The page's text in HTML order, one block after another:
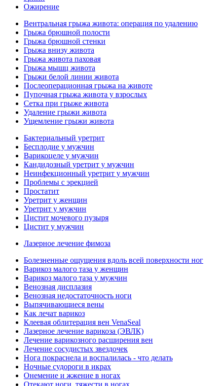
Ожирение
Вентральная грыжа живота: операция по удалению
Грыжа брюшной полости
Грыжа брюшной стенки
Грыжа внизу живота
Грыжа живота паховая
Грыжа мышц живота
Грыжи белой линии живота
Послеоперационная грыжа на животе
Пупочная грыжа живота у взрослых
Сетка при грыже живота
Удаление грыжи живота
Ущемление грыжи живота
Бактериальный уретрит
Бесплодие у мужчин
Варикоцеле у мужчин
Кандидозный уретрит у мужчин
Неинфекционный уретрит у мужчин
Проблемы с эрекцией
Простатит
Уретрит у женщин
Уретрит у мужчин
Цистит мочевого пузыря
Цистит у мужчин
Лазерное лечение фимоза
Болезненные ощущения вдоль всей поверхности ног
Варикоз малого таза у женщин
Варикоз малого таза у мужчин
Венозная дисплазия
Венозная недостаточность ноги
Выпячивающиеся вены
Как лечат варикоз
Клеевая облитерация вен VenaSeal
Лазерное лечение варикоза (ЭВЛК)
Лечение варикозного расширения вен
Лечение сосудистых звездочек
Нога покраснела и воспалилась - что делать
Ночные судороги в икрах
Онемение и жжение в ногах
Отекают ноги, тяжести в ногах